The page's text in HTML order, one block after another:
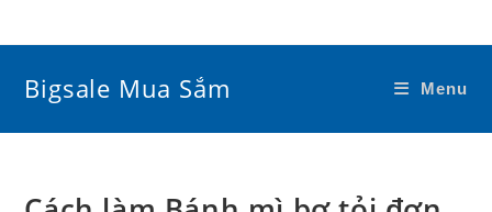
content
Bigsale Mua Sắm Menu